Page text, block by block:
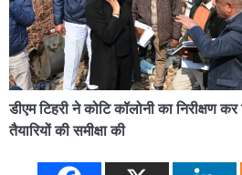
डीएम टिहरी ने कोटि कॉलोनी का निरीक्षण
तैयारियों की समीक्षा की